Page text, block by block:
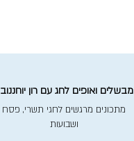
מבשלים ואופים לחג עם רון יוחננוב
מתכונים מרגשים לחגי תשרי, פסח
ושבועות